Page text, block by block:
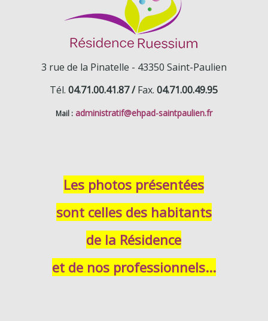
3 rue de la Pinatelle - 43350 Saint-Paulien
Tél. 04.71.00.41.87 /Fax. 04.71.00.49.95
Mail : administratif@ehpad-saintpaulien.fr
Les photos présentées
sont celles des habitants
de la Résidence
et de nos professionnels...